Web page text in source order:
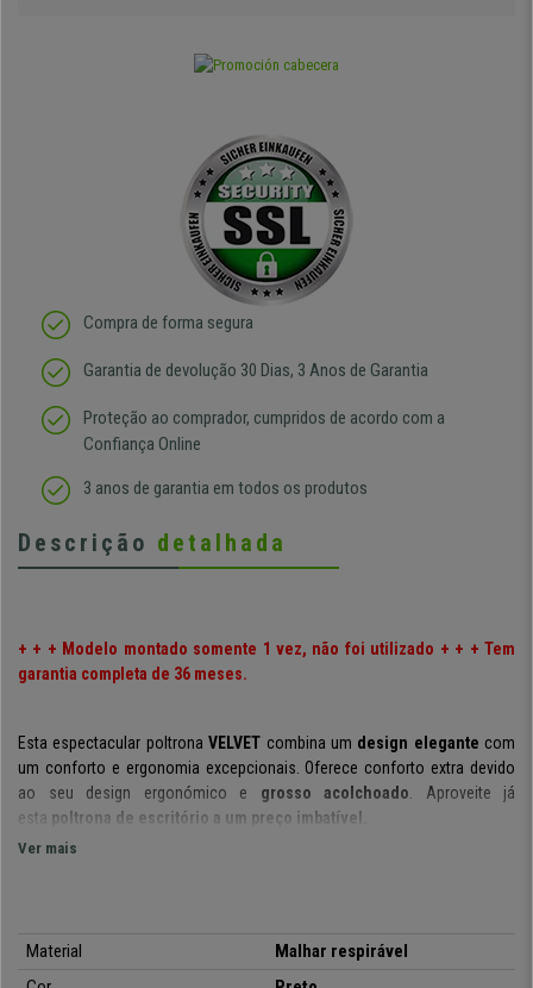
Compra de forma segura
Garantia de devolução 30 Dias, 3 Anos de Garantia
Proteção ao comprador, cumpridos de acordo com a
Confiança Online
3 anos de garantia em todos os produtos
Descrição detalhada
+ + + Modelo montado somente 1 vez, não foi utilizado + + + Tem
garantia completa de 36 meses.
Esta espectacular poltronaVELVET combina um design elegante com
um conforto e ergonomia excepcionais. Oferece conforto extra devido
ao seu design ergonómico e grosso acolchoado . Aproveite já
esta poltrona de escritório a um preço imbatível.
ótima posição dos joelhos.
Ver mais
Material
Malhar respirável